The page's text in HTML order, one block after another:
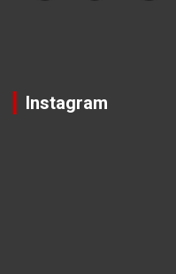
Instagram